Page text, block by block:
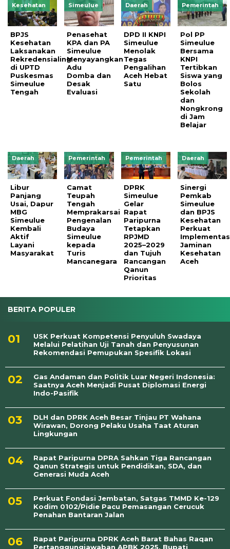
Kesehatan
BPJS
Kesehatan
Laksanakan
Rekredensialing
di UPTD
Puskesmas
Simeulue
Tengah
Simeulue
Penasehat
KPA dan PA
Simeulue
Menyayangkan
Adu
Domba dan
Desak
Evaluasi
Daerah
DPD II KNPI
Simeulue
Menolak
Tegas
Pengalihan
Aceh Hebat
Satu
Pemerintah
Pol PP
Simeulue
Bersama
KNPI
Tertibkan
Siswa yang
Bolos
Sekolah
dan
Nongkrong
di Jam
Belajar
Daerah
Libur
Panjang
Usai, Dapur
MBG
Simeulue
Kembali
Aktif
Layani
Masyarakat
Pemerintah
Camat
Teupah
Tengah
Memprakarsai
Pengenalan
Budaya
Simeulue
kepada
Turis
Mancanegara
Pemerintah
DPRK
Simeulue
Gelar
Rapat
Paripurna
Tetapkan
RPJMD
2025–2029
dan Tujuh
Rancangan
Qanun
Prioritas
Daerah
Sinergi
Pemkab
Simeulue
dan BPJS
Kesehatan
Perkuat
Jaminan
Kesehatan
Aceh
BERITA POPULER
USK Perkuat Kompetensi Penyuluh Swadaya
Melalui Pelatihan Uji Tanah dan Penyusunan
Rekomendasi Pemupukan Spesifik Lokasi
Gas Andaman dan Politik Luar Negeri Indonesia:
Saatnya Aceh Menjadi Pusat Diplomasi Energi
Indo-Pasifik
DLH dan DPRK Aceh Besar Tinjau PT Wahana
Wirawan, Dorong Pelaku Usaha Taat Aturan
Lingkungan
Rapat Paripurna DPRA Sahkan Tiga Rancangan
Qanun Strategis untuk Pendidikan, SDA, dan
Generasi Muda Aceh
Perkuat Fondasi Jembatan, Satgas TMMD Ke-129
Kodim 0102/Pidie Pacu Pemasangan Cerucuk
Penahan Bantaran Jalan
Rapat Paripurna DPRK Aceh Barat Bahas Raqan
Pertanggungjawaban APBK 2025, Bupati